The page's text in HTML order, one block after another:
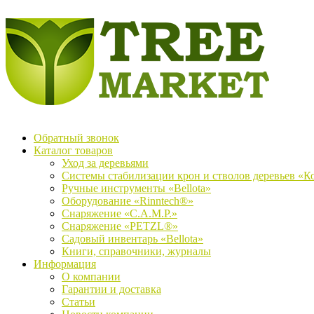
Обратный звонок
Каталог товаров
Уход за деревьями
Системы стабилизации крон и стволов деревьев
Ручные инструменты «Bellota»
Оборудование «Rinntech®»
Снаряжение «C.A.M.P.»
Снаряжение «PETZL®»
Садовый инвентарь «Bellota»
Книги, справочники, журналы
Информация
О компании
Гарантии и доставка
Статьи